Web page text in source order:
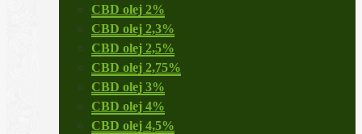
CBD olej 2%
CBD olej 2,3%
CBD olej 2,5%
CBD olej 2,75%
CBD olej 3%
CBD olej 4%
CBD olej 4,5%